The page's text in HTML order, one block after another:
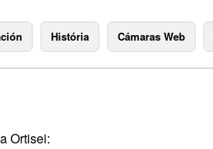
História Cámaras Web
Ortisei: